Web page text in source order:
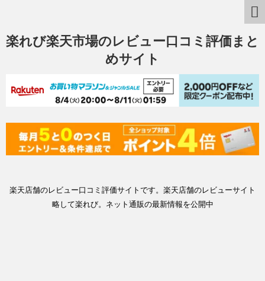
楽れび楽天市場のレビュー口コミ評価まと
めサイト
楽天店舗のレビュー口コミ評価サイトです。楽天店舗のレビューサイト
略して楽れび。ネット通販の最新情報を公開中